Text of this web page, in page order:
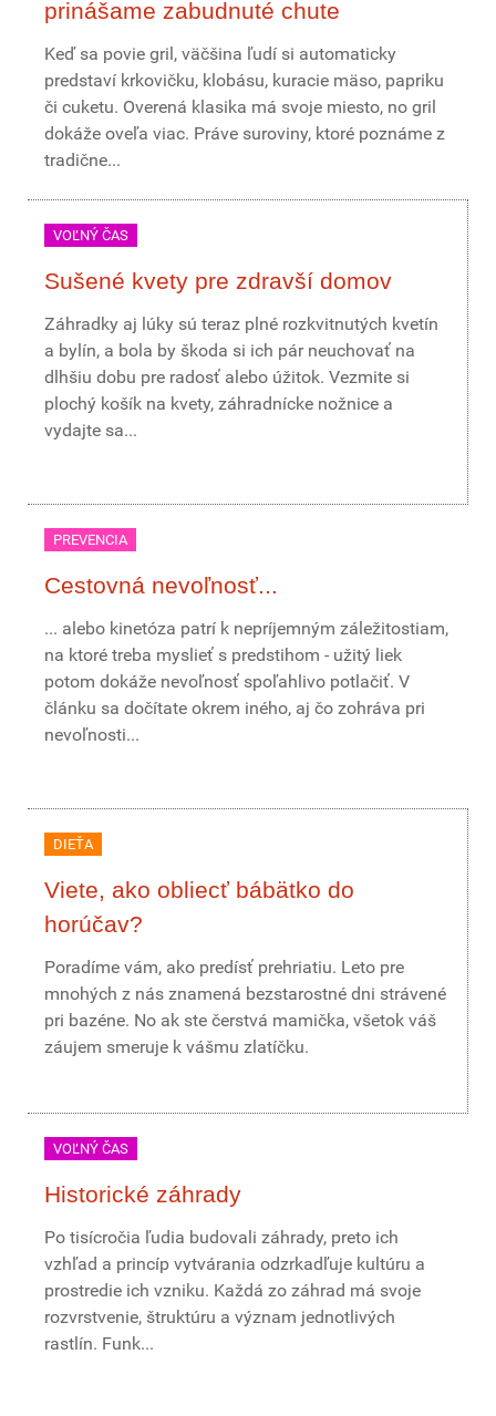
prinášame zabudnuté chute
Keď sa povie gril, väčšina ľudí si automaticky
predstaví krkovičku, klobásu, kuracie mäso, papriku
či cuketu. Overená klasika má svoje miesto, no gril
dokáže oveľa viac. Práve suroviny, ktoré poznáme z
tradične...
VOĽNÝ ČAS
Sušené kvety pre zdravší domov
Záhradky aj lúky sú teraz plné rozkvitnutých kvetín
a bylín, a bola by škoda si ich pár neuchovať na
dlhšiu dobu pre radosť alebo úžitok. Vezmite si
plochý košík na kvety, záhradnícke nožnice a
vydajte sa...
PREVENCIA
Cestovná nevoľnosť...
... alebo kinetóza patrí k nepríjemným záležitostiam,
na ktoré treba myslieť s predstihom - užitý liek
potom dokáže nevoľnosť spoľahlivo potlačiť. V
článku sa dočítate okrem iného, aj čo zohráva pri
nevoľnosti...
DIEŤA
Viete, ako obliecť bábätko do
horúčav?
Poradíme vám, ako predísť prehriatiu. Leto pre
mnohých z nás znamená bezstarostné dni strávené
pri bazéne. No ak ste čerstvá mamička, všetok váš
záujem smeruje k vášmu zlatíčku.
VOĽNÝ ČAS
Historické záhrady
Po tisícročia ľudia budovali záhrady, preto ich
vzhľad a princíp vytvárania odzrkadľuje kultúru a
prostredie ich vzniku. Každá zo záhrad má svoje
rozvrstvenie, štruktúru a význam jednotlivých
rastlín. Funk...